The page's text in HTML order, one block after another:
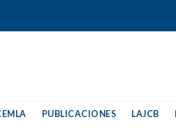
PUBLICACIONES LAJCB